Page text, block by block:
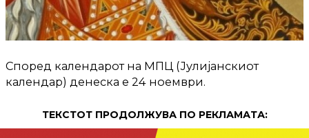
Според календарот на МПЦ (Јулијанскиот
календар) денеска е 24 ноември.
ТЕКСТОТ ПРОДОЛЖУВА ПО РЕКЛАМАТА: